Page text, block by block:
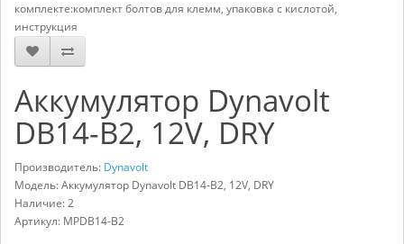
комплекте:комплект болтов для клемм, упаковка с кислотой,
инструкция
Аккумулятор Dynavolt
DB14-B2, 12V, DRY
Производитель: Dynavolt
Модель: Аккумулятор Dynavolt DB14-B2, 12V, DRY
Наличие: 2
Артикул: MPDB14-B2